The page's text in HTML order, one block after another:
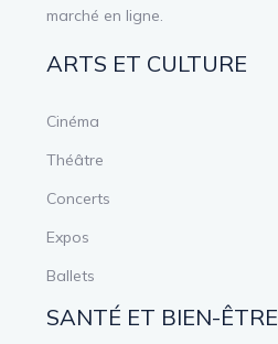
marché en ligne.
ARTS ET CULTURE
Cinéma
Théâtre
Concerts
Expos
Ballets
SANTÉ ET BIEN-ÊTRE